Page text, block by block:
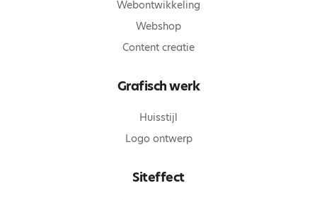
Webontwikkeling
Webshop
Content creatie
Grafisch werk
Huisstijl
Logo ontwerp
Siteffect